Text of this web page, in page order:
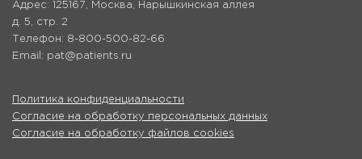
Адрес: 125167, Москва, Нарышкинская аллея
д. 5, стр. 2
Телефон: 8-800-500-82-66
Email: pat@patients.ru
Политика конфиденциальности
Согласие на обработку персональных данных
Согласие на обработку файлов cookies